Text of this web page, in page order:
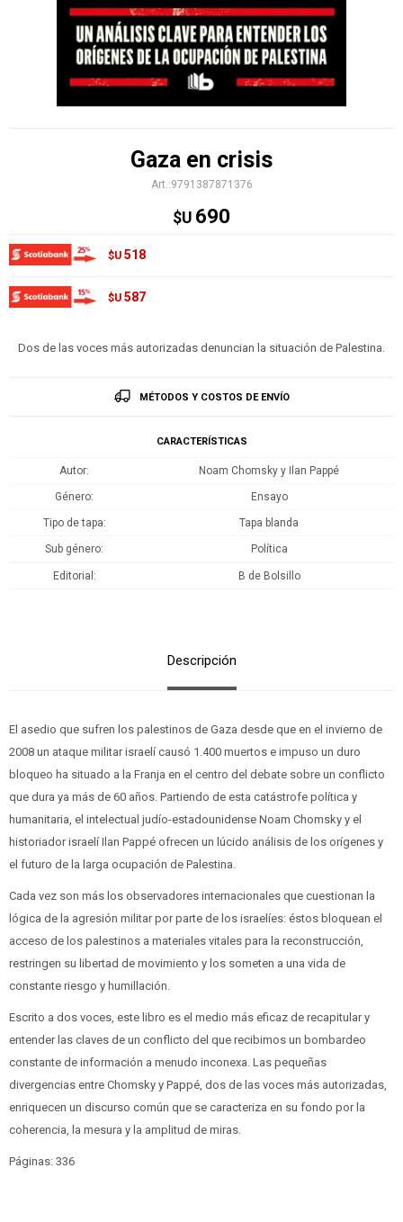
Gaza en crisis
9791387871376
$U 690
$U 518
$U 587
Dos de las voces más autorizadas denuncian la situación de Palestina.
MÉTODOS Y COSTOS DE ENVÍO
CARACTERÍSTICAS
Autor Noam Chomsky y Ilan Pappé
Género Ensayo
Tipo de tapa Tapa blanda
Sub género Política
Editorial B de Bolsillo
Descripción
El asedio que sufren los palestinos de Gaza desde que en el invierno de
2008 un ataque militar israelí causó 1.400 muertos e impuso un duro
bloqueo ha situado a la Franja en el centro del debate sobre un conflicto
que dura ya más de 60 años. Partiendo de esta catástrofe política y
humanitaria, el intelectual judío-estadounidense Noam Chomsky y el
historiador israelí Ilan Pappé ofrecen un lúcido análisis de los orígenes y
el futuro de la larga ocupación de Palestina.
Cada vez son más los observadores internacionales que cuestionan la
lógica de la agresión militar por parte de los israelíes: éstos bloquean el
acceso de los palestinos a materiales vitales para la reconstrucción,
restringen su libertad de movimiento y los someten a una vida de
constante riesgo y humillación.
Escrito a dos voces, este libro es el medio más eficaz de recapitular y
entender las claves de un conflicto del que recibimos un bombardeo
constante de información a menudo inconexa. Las pequeñas
divergencias entre Chomsky y Pappé, dos de las voces más autorizadas,
enriquecen un discurso común que se caracteriza en su fondo por la
coherencia, la mesura y la amplitud de miras.
Páginas: 336